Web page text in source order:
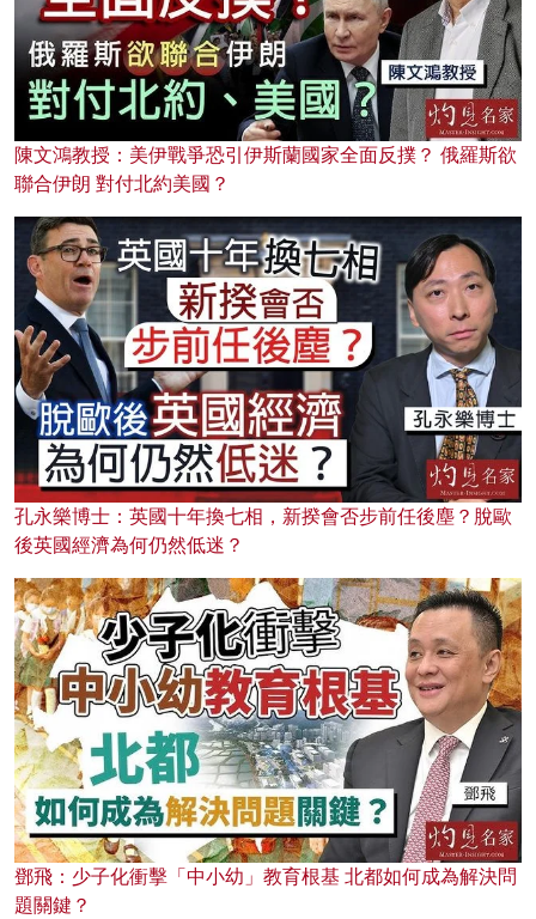
陳文鴻教授：美伊戰爭恐引伊斯蘭國家全面反撲？ 俄羅斯欲
聯合伊朗 對付北約美國？
孔永樂博士：英國十年換七相，新揆會否步前任後塵？脫歐
後英國經濟為何仍然低迷？
鄧飛：少子化衝擊「中小幼」教育根基 北都如何成為解決問
題關鍵？